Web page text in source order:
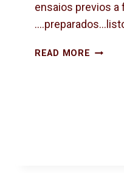
ensaios previos a
READ MORE E